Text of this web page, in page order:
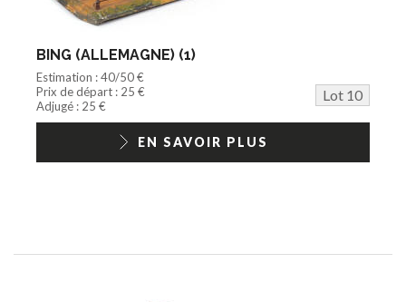
BING (ALLEMAGNE) (1)
Estimation : 40/50 €
Prix de départ : 25 €
Lot 10
Adjugé : 25 €
EN SAVOIR PLUS